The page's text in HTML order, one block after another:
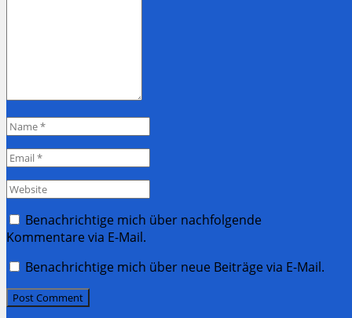
Name
Email
Website
Benachrichtige mich über nachfolgende
Kommentare via E-Mail.
Benachrichtige mich über neue Beiträge via E-Mail.